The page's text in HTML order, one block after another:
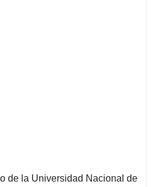
de la Universidad Nacional de